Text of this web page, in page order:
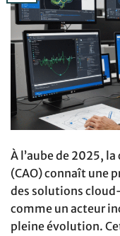
À l’aube de 2025,
(CAO) connaît une
des solutions
comme un acteur
pleine évolution.